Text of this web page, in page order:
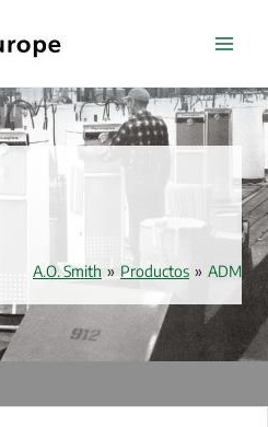
A.O. Smith » Productos » ADM